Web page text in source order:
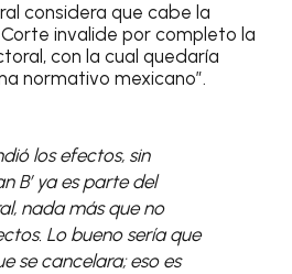
considera que cabe la
invalide por completo la
con la cual quedaría
normativo mexicano”.
los efectos, sin
B’ ya es parte del
nada más que no
Lo bueno sería que
se cancelara; eso es